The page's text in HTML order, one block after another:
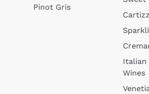
Pinot Gris
Italian
Wines